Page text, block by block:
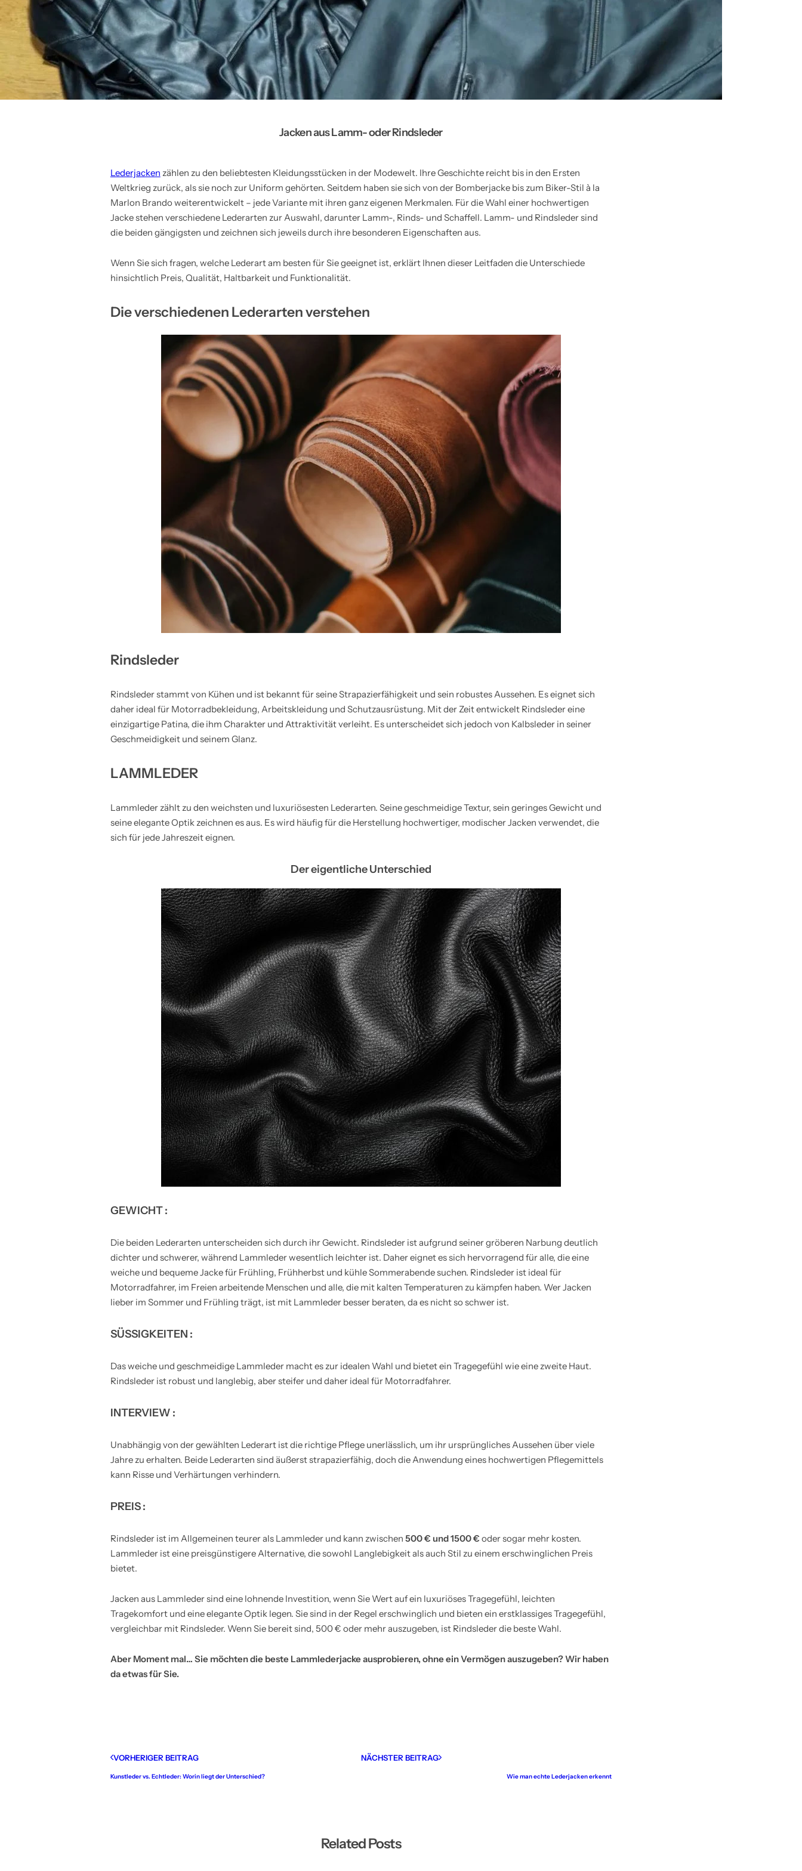
Jacken aus Lamm- oder Rindsleder
Lederjacken zählen zu den beliebtesten Kleidungsstücken in der Modewelt. Ihre Geschichte reicht bis in den Ersten
Weltkrieg zurück, als sie noch zur Uniform gehörten. Seitdem haben sie sich von der Bomberjacke bis zum Biker-Stil à la
Marlon Brando weiterentwickelt – jede Variante mit ihren ganz eigenen Merkmalen. Für die Wahl einer hochwertigen
Jacke stehen verschiedene Lederarten zur Auswahl, darunter Lamm-, Rinds- und Schaffell. Lamm- und Rindsleder sind
die beiden gängigsten und zeichnen sich jeweils durch ihre besonderen Eigenschaften aus.
Wenn Sie sich fragen, welche Lederart am besten für Sie geeignet ist, erklärt Ihnen dieser Leitfaden die Unterschiede
hinsichtlich Preis, Qualität, Haltbarkeit und Funktionalität.
Die verschiedenen Lederarten verstehen
Rindsleder
Rindsleder stammt von Kühen und ist bekannt für seine Strapazierfähigkeit und sein robustes Aussehen. Es eignet sich
daher ideal für Motorradbekleidung, Arbeitskleidung und Schutzausrüstung. Mit der Zeit entwickelt Rindsleder eine
einzigartige Patina, die ihm Charakter und Attraktivität verleiht. Es unterscheidet sich jedoch von Kalbsleder in seiner
Geschmeidigkeit und seinem Glanz.
LAMMLEDER
Lammleder zählt zu den weichsten und luxuriösesten Lederarten. Seine geschmeidige Textur, sein geringes Gewicht und
seine elegante Optik zeichnen es aus. Es wird häufig für die Herstellung hochwertiger, modischer Jacken verwendet, die
sich für jede Jahreszeit eignen.
Der eigentliche Unterschied
GEWICHT :
Die beiden Lederarten unterscheiden sich durch ihr Gewicht. Rindsleder ist aufgrund seiner gröberen Narbung deutlich
dichter und schwerer, während Lammleder wesentlich leichter ist. Daher eignet es sich hervorragend für alle, die eine
weiche und bequeme Jacke für Frühling, Frühherbst und kühle Sommerabende suchen. Rindsleder ist ideal für
Motorradfahrer, im Freien arbeitende Menschen und alle, die mit kalten Temperaturen zu kämpfen haben. Wer Jacken
lieber im Sommer und Frühling trägt, ist mit Lammleder besser beraten, da es nicht so schwer ist.
SÜSSIGKEITEN :
Das weiche und geschmeidige Lammleder macht es zur idealen Wahl und bietet ein Tragegefühl wie eine zweite Haut.
Rindsleder ist robust und langlebig, aber steifer und daher ideal für Motorradfahrer.
INTERVIEW :
Unabhängig von der gewählten Lederart ist die richtige Pflege unerlässlich, um ihr ursprüngliches Aussehen über viele
Jahre zu erhalten. Beide Lederarten sind äußerst strapazierfähig, doch die Anwendung eines hochwertigen Pflegemittels
kann Risse und Verhärtungen verhindern.
PREIS :
Rindsleder ist im Allgemeinen teurer als Lammleder und kann zwischen 500 € und 1500 € oder sogar mehr kosten.
Lammleder ist eine preisgünstigere Alternative, die sowohl Langlebigkeit als auch Stil zu einem erschwinglichen Preis
bietet.
Jacken aus Lammleder sind eine lohnende Investition, wenn Sie Wert auf ein luxuriöses Tragegefühl, leichten
Tragekomfort und eine elegante Optik legen. Sie sind in der Regel erschwinglich und bieten ein erstklassiges Tragegefühl,
vergleichbar mit Rindsleder. Wenn Sie bereit sind, 500€ oder mehr auszugeben, ist Rindsleder die beste Wahl.
Aber Moment mal… Sie möchten die beste Lammlederjacke ausprobieren, ohne ein Vermögen auszugeben? Wir haben
da etwas für Sie.
VORHERIGER BEITRAG
Kunstleder vs. Echtleder: Worin liegt der Unterschied?
NÄCHSTER BEITRAG
Wie man echte Lederjacken erkennt
Related Posts